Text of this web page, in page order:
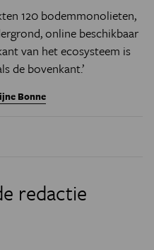
120 bodemmonolieten,
online beschikbaar
van het ecosysteem is
de bovenkant.’
Bonne
redactie